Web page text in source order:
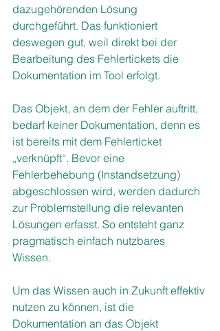
dazugehörenden Lösung
durchgeführt. Das funktioniert
deswegen gut, weil direkt bei der
Bearbeitung des Fehlertickets die
Dokumentation im Tool erfolgt.
Das Objekt, an dem der Fehler auftritt,
bedarf keiner Dokumentation, denn es
ist bereits mit dem Fehlerticket
„verknüpft“. Bevor eine
Fehlerbehebung (Instandsetzung)
abgeschlossen wird, werden dadurch
zur Problemstellung die relevanten
Lösungen erfasst. So entsteht ganz
pragmatisch einfach nutzbares
Wissen.
Um das Wissen auch in Zukunft effektiv
nutzen zu können, ist die
Dokumentation an das Objekt